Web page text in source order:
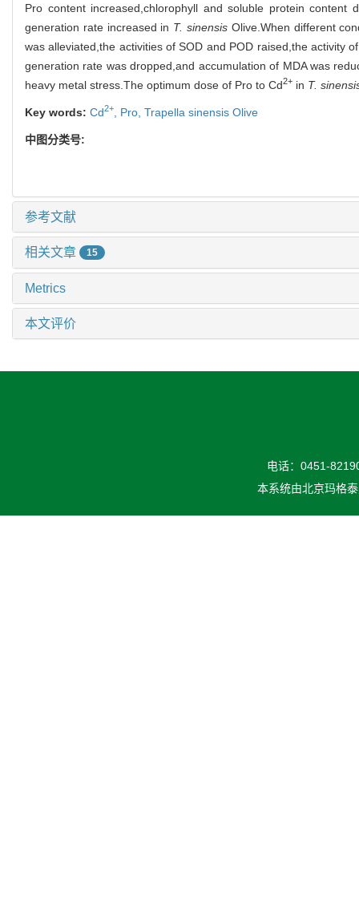
Pro content increased,chlorophyll and soluble protein content
generation rate increased in T. sinensisOlive.When different
was alleviated,the activities of SOD and POD raised,the activity
generation rate was dropped,and accumulation of MDA was
heavy metal stress.The optimum dose of Pro to Cd2+ in T.
Key words: Cd2+ Pro, Trapella sinensis Olive
中图分类号:
参考文献
相关文章 15
Metrics
本文评价
电话：0451-
本系统由北京玛格